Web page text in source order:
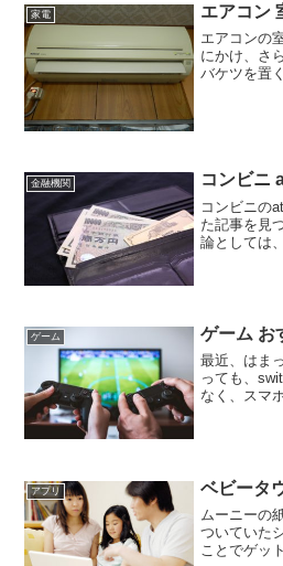
家電 エアコン
エアコンの
にかけ、さ
バケツを置
金融機関 コンビニ
コンビニの
た記事を見
論としては
ゲーム ゲーム お
最近、はま
っても、
なく、スマ
アプリ ベビータ
ムーニーの
ついていた
ことでゲッ